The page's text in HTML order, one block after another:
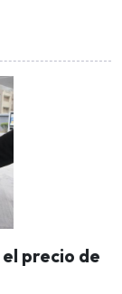
el precio de